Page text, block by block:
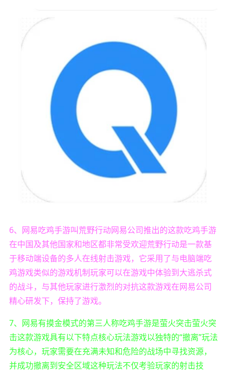
6、网易吃鸡手游叫荒野行动网易公司推出的这款吃鸡手游
在中国及其他国家和地区都非常受欢迎荒野行动是一款基
于移动端设备的多人在线射击游戏，它采用了与电脑端吃
鸡游戏类似的游戏机制玩家可以在游戏中体验到大逃杀式
的战斗，与其他玩家进行激烈的对抗这款游戏在网易公司
精心研发下，保持了游戏。
7、网易有摸金模式的第三人称吃鸡手游是萤火突击萤火突
击这款游戏具有以下特点核心玩法游戏以独特的“撤离”玩法
为核心，玩家需要在充满未知和危险的战场中寻找资源，
并成功撤离到安全区域这种玩法不仅考验玩家的射击技